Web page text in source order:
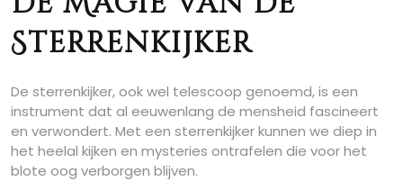
Sterrenkijker
De sterrenkijker, ook wel telescoop genoemd, is een
instrument dat al eeuwenlang de mensheid fascineert
en verwondert. Met een sterrenkijker kunnen we diep in
het heelal kijken en mysteries ontrafelen die voor het
blote oog verborgen blijven.